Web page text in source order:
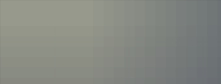
Einsätze
2026
2025
Aktuelles